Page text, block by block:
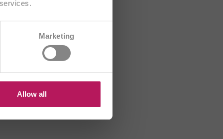
Marketing
Allow all
CH/FR
HU
US